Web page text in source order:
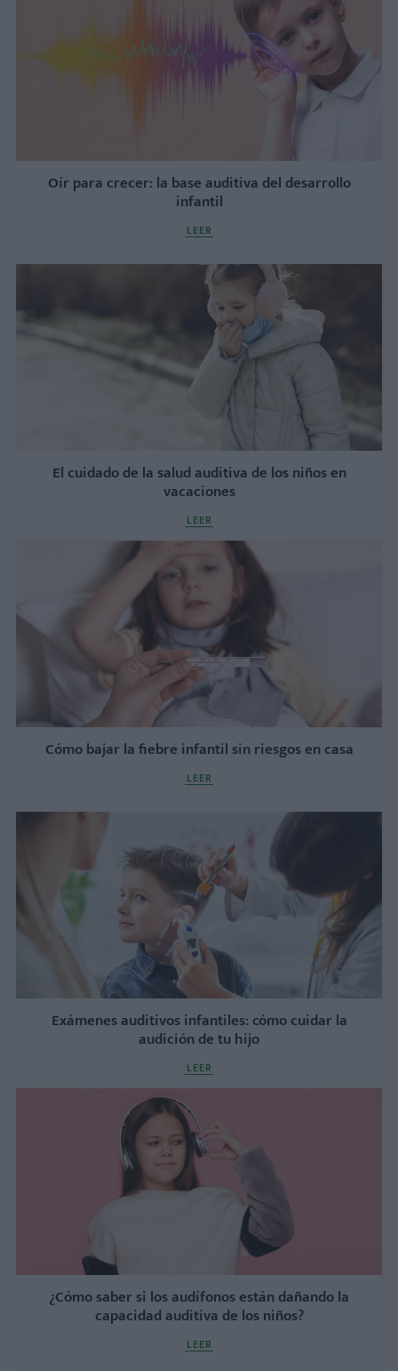
Oír para crecer: la base auditiva del desarrollo
infantil
LEER
El cuidado de la salud auditiva de los niños en
vacaciones
LEER
Cómo bajar la fiebre infantil sin riesgos en casa
LEER
Exámenes auditivos infantiles: cómo cuidar la
audición de tu hijo
LEER
¿Cómo saber si los audífonos están dañando la
capacidad auditiva de los niños?
LEER